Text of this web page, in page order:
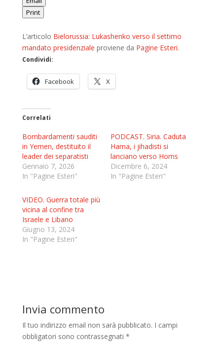
Print
L’articolo Bielorussia: Lukashenko verso il settimo
mandato presidenziale proviene da Pagine Esteri.
Condividi:
Facebook X
Correlati
Bombardamenti sauditi
in Yemen, destituito il
leader dei separatisti
Gennaio 7, 2026
In "Pagine Esteri"
PODCAST. Siria. Caduta
Hama, i jihadisti si
lanciano verso Homs
Dicembre 6, 2024
In "Pagine Esteri"
VIDEO. Guerra totale più
vicina al confine tra
Israele e Libano
Giugno 13, 2024
In "Pagine Esteri"
Invia commento
Il tuo indirizzo email non sarà pubblicato. I campi
obbligatori sono contrassegnati *